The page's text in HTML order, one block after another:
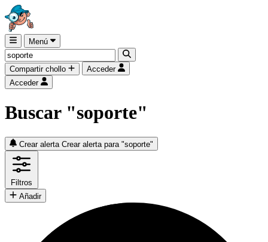
Menú
Compartir chollo
Acceder
Acceder
Buscar "soporte"
Crear alerta Crear alerta para "soporte"
Filtros
Añadir